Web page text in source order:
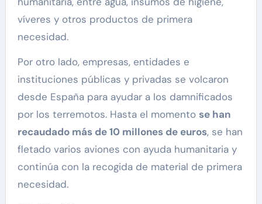
víveres y otros productos de primera
necesidad.
Por otro lado, empresas, entidades e
instituciones públicas y privadas se volcaron
desde España para ayudar a los damnificados
por los terremotos. Hasta el momento se han
recaudado más de 10 millones de euros, se han
fletado varios aviones con ayuda humanitaria y
continúa con la recogida de material de primera
necesidad.